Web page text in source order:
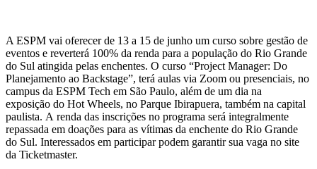
A ESPM vai oferecer de 13 a 15 de junho um curso sobre gestão de
eventos e reverterá 100% da renda para a população do Rio Grande
do Sul atingida pelas enchentes. O curso “Project Manager: Do
Planejamento ao Backstage”, terá aulas via Zoom ou presenciais, no
campus da ESPM Tech em São Paulo, além de um dia na
exposição do Hot Wheels, no Parque Ibirapuera, também na capital
paulista. A renda das inscrições no programa será integralmente
repassada em doações para as vítimas da enchente do Rio Grande
do Sul. Interessados em participar podem garantir sua vaga no site
da Ticketmaster.